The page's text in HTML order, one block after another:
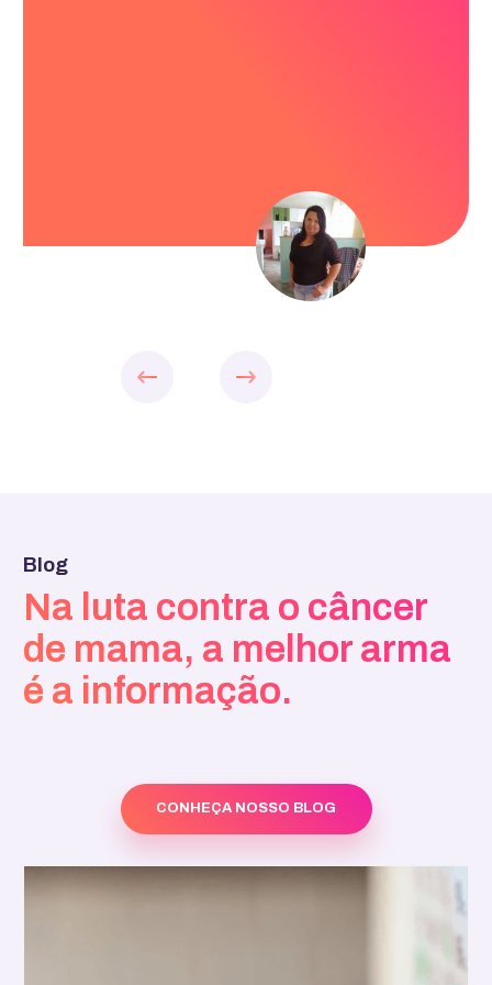
Blog
Na luta contra o câncer
de mama, a melhor arma
é a informação.
CONHEÇA NOSSO BLOG